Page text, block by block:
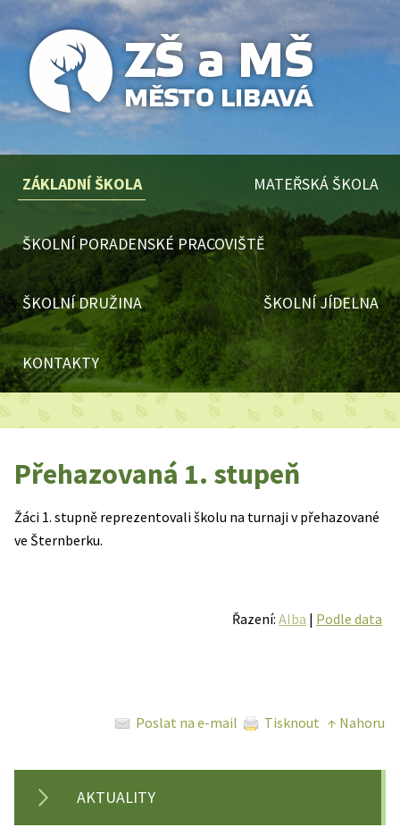
ZÁKLADNÍ ŠKOLA MATEŘSKÁ ŠKOLA
ŠKOLNÍ PORADENSKÉ PRACOVIŠTĚ
ŠKOLNÍ DRUŽINA ŠKOLNÍ JÍDELNA
KONTAKTY
Přehazovaná 1. stupeň
Žáci 1. stupně reprezentovali školu na turnaji v přehazované
ve Šternberku.
Řazení: Alba | Podle data
Poslat na e-mail Tisknout ↑ Nahoru
AKTUALITY